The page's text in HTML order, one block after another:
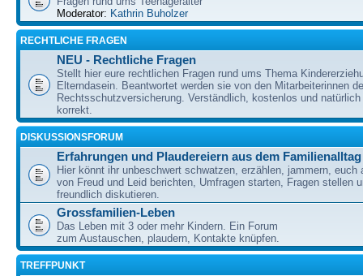
Moderator: Kathrin Buholzer
RECHTLICHE FRAGEN
NEU - Rechtliche Fragen
Stellt hier eure rechtlichen Fragen rund ums Thema
Elterndasein. Beantwortet werden sie von den Mitarbeiterinnen
Rechtsschutzversicherung. Verständlich, kostenlos und
korrekt.
DISKUSSIONSFORUM
Erfahrungen und Plaudereiern aus dem Familienalltag
Hier könnt ihr unbeschwert schwatzen, erzählen, jammern, euch
von Freud und Leid berichten, Umfragen starten, Fragen stellen
freundlich diskutieren.
Grossfamilien-Leben
Das Leben mit 3 oder mehr Kindern. Ein Forum
zum Austauschen, plaudern, Kontakte knüpfen.
TREFFPUNKT